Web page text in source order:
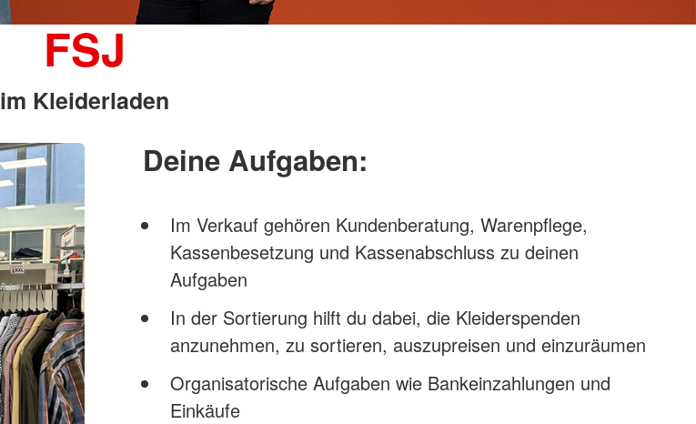
FSJ
im Kleiderladen
Deine Aufgaben:
Im Verkauf gehören Kundenberatung, Warenpflege,
Kassenbesetzung und Kassenabschluss zu deinen
Aufgaben
In der Sortierung hilft du dabei, die Kleiderspenden
anzunehmen, zu sortieren, auszupreisen und einzuräumen
Organisatorische Aufgaben wie Bankeinzahlungen und
Einkäufe